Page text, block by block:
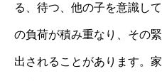
る、待つ、他の子を意識し
の負荷が積み重なり、その
出されることがあります。